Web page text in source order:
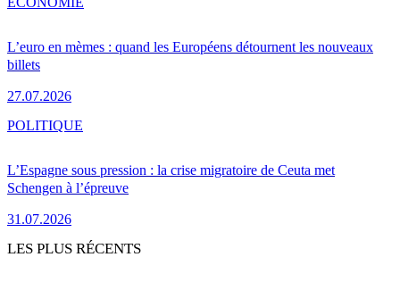
L’euro en mèmes : quand les Européens détournent les nouveaux
billets
27.07.2026
L’Espagne sous pression : la crise migratoire de Ceuta met
Schengen à l’épreuve
31.07.2026
POLITIQUE
LES PLUS RÉCENTS